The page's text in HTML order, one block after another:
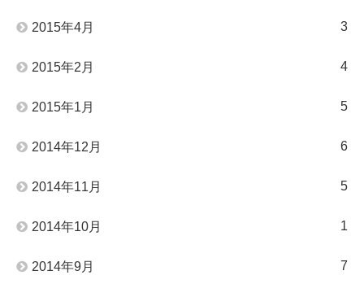
2015年4月 3
2015年2月 4
2015年1月 5
2014年12月 6
2014年11月 5
2014年10月 1
2014年9月 7